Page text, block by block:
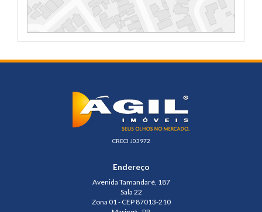
CRECI J03972
Endereço
Avenida Tamandaré, 187
Sala 22
Zona 01 - CEP 87013-210